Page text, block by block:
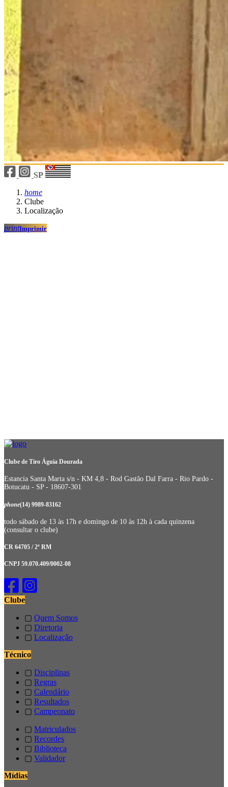
SP
home
Clube
Localização
printImprimir
Clube de Tiro Águia Dourada
Estancia Santa Marta s/n - KM 4,8 - Rod Gastão Dal Farra - Rio Pardo -
Botucatu - SP - 18607-301
phone(14) 9989-83162
todo sábado de 13 às 17h e domingo de 10 às 12h à cada quinzena
(consultar o clube)
CR 64705 / 2ª RM
CNPJ 59.070.409/0002-08
Clube
▢ Quem Somos
▢ Diretoria
▢ Localização
Técnico
▢ Disciplinas
▢ Regras
▢ Calendário
▢ Resultados
▢ Campeonato
▢ Matriculados
▢ Recordes
▢ Biblioteca
▢ Validador
Mídias